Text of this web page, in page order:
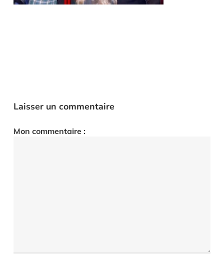
Laisser un commentaire
Mon commentaire :